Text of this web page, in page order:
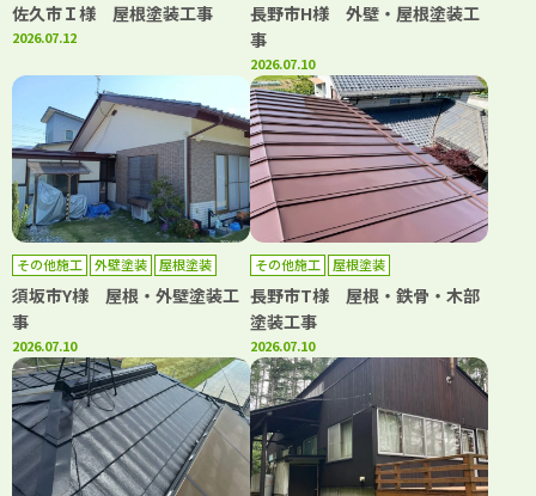
佐久市Ｉ様 屋根塗装工事
2026.07.12
長野市H様 外壁・屋根塗装工
事
2026.07.10
その他施工 外壁塗装 屋根塗装
須坂市Y様 屋根・外壁塗装工
事
2026.07.10
その他施工 屋根塗装
長野市T様 屋根・鉄骨・木部
塗装工事
2026.07.10